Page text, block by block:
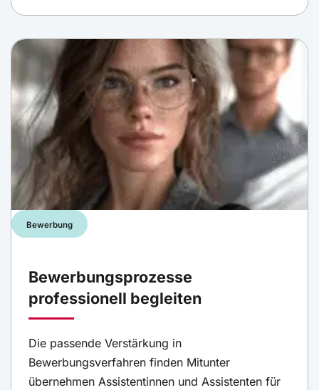
Bewerbung
Bewerbungsprozesse
professionell begleiten
Die passende Verstärkung in
Bewerbungsverfahren finden Mitunter
übernehmen Assistentinnen und Assistenten für